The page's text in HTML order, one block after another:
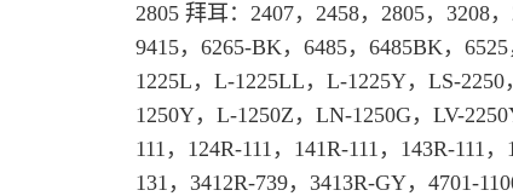
2805 拜耳 ：2407，2458， 2805，3208
9415，6265-BK，6485，6485BK，
1225L，L-1225LL，L-1225Y，LS-
1250Y，L-1250Z，LN-1250G，LV-
111，124R-111，141R-111，143R-111
131，3412R-739，3413R-GY，4701-